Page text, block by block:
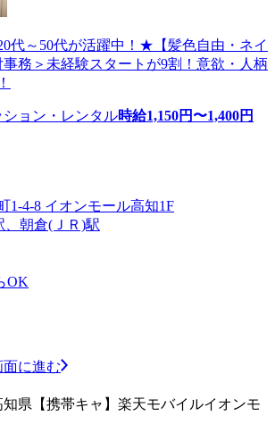
代～50代が活躍中！★【髪色自由・ネイ
務＞未経験スタートが9割！意欲・人柄
ョン・レンタル時給1,150円〜1,400円
1-4-8 イオンモール高知1F
、朝倉(ＪＲ)駅
OK
面に進む
県【携帯キャ】楽天モバイルイオンモ